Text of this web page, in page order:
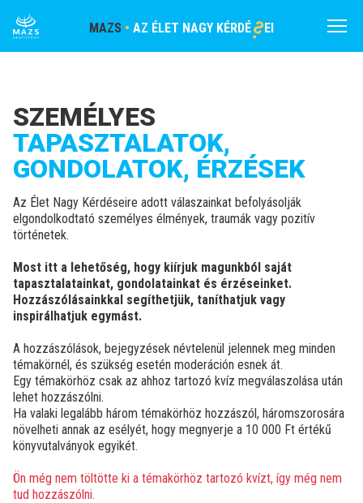
MAZS • AZ ÉLET NAGY KÉRDÉSEI Menü
SZEMÉLYES
TAPASZTALATOK,
GONDOLATOK, ÉRZÉSEK
Az Élet Nagy Kérdéseire adott válaszainkat befolyásolják
elgondolkodtató személyes élmények, traumák vagy pozitív
történetek.
Most itt a lehetőség, hogy kiírjuk magunkból saját
tapasztalatainkat, gondolatainkat és érzéseinket.
Hozzászólásainkkal segíthetjük, taníthatjuk vagy
inspirálhatjuk egymást.
A hozzászólások, bejegyzések névtelenül jelennek meg minden
témakörnél, és szükség esetén moderáción esnek át.
Egy témakörhöz csak az ahhoz tartozó kvíz megválaszolása után
lehet hozzászólni.
Ha valaki legalább három témakörhöz hozzászól, háromszorosára
növelheti annak az esélyét, hogy megnyerje a 10 000 Ft értékű
könyvutalványok egyikét.
Ön még nem töltötte ki a témakörhöz tartozó kvízt, így még nem
tud hozzászólni.